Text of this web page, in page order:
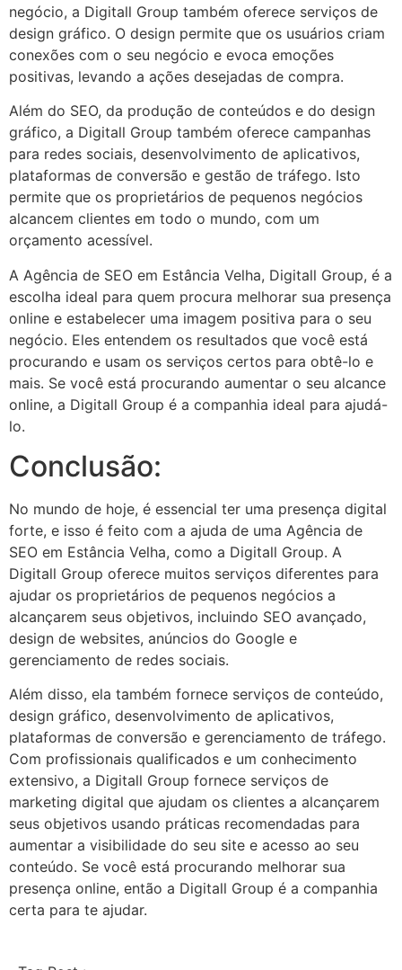
negócio, a Digitall Group também oferece serviços de
design gráfico. O design permite que os usuários criam
conexões com o seu negócio e evoca emoções
positivas, levando a ações desejadas de compra.
Além do SEO, da produção de conteúdos e do design
gráfico, a Digitall Group também oferece campanhas
para redes sociais, desenvolvimento de aplicativos,
plataformas de conversão e gestão de tráfego. Isto
permite que os proprietários de pequenos negócios
alcancem clientes em todo o mundo, com um
orçamento acessível.
A Agência de SEO em Estância Velha, Digitall Group, é a
escolha ideal para quem procura melhorar sua presença
online e estabelecer uma imagem positiva para o seu
negócio. Eles entendem os resultados que você está
procurando e usam os serviços certos para obtê-lo e
mais. Se você está procurando aumentar o seu alcance
online, a Digitall Group é a companhia ideal para ajudá-
lo.
Conclusão:
No mundo de hoje, é essencial ter uma presença digital
forte, e isso é feito com a ajuda de uma Agência de
SEO em Estância Velha, como a Digitall Group. A
Digitall Group oferece muitos serviços diferentes para
ajudar os proprietários de pequenos negócios a
alcançarem seus objetivos, incluindo SEO avançado,
design de websites, anúncios do Google e
gerenciamento de redes sociais.
Além disso, ela também fornece serviços de conteúdo,
design gráfico, desenvolvimento de aplicativos,
plataformas de conversão e gerenciamento de tráfego.
Com profissionais qualificados e um conhecimento
extensivo, a Digitall Group fornece serviços de
marketing digital que ajudam os clientes a alcançarem
seus objetivos usando práticas recomendadas para
aumentar a visibilidade do seu site e acesso ao seu
conteúdo. Se você está procurando melhorar sua
presença online, então a Digitall Group é a companhia
certa para te ajudar.